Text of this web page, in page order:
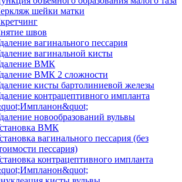
шейки матки
швов
вагинального пессария
вагинальной кисты
ВМК
ВМК 2 сложности
кисты бартолиниевой железы
контрацептивного импланта
новообразований вульвы
ВМК
вагинального пессария (без
пессария)
контрацептивного импланта